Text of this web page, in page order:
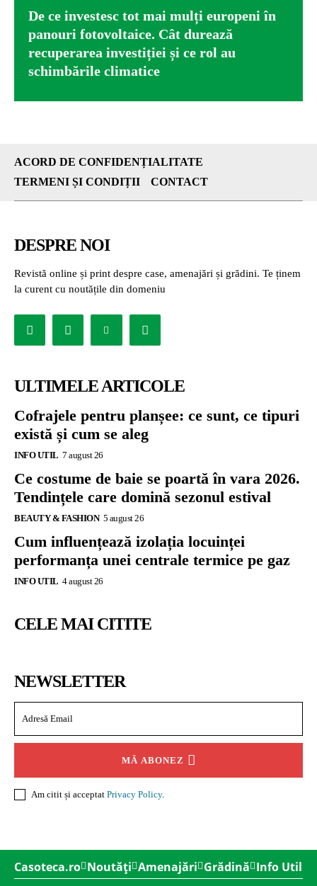
De ce investesc tot mai mulți europeni în
panouri fotovoltaice. Cât durează
recuperarea investiției și ce rol au
schimbările climatice
ACORD DE CONFIDENȚIALITATE
TERMENI ȘI CONDIȚII
CONTACT
DESPRE NOI
Revistă online și print despre case, amenajări și grădini. Te ținem
la curent cu noutățile din domeniu
ULTIMELE ARTICOLE
Cofrajele pentru planșee: ce sunt, ce tipuri
există și cum se aleg
INFO UTIL 7 august 26
Ce costume de baie se poartă în vara 2026.
Tendințele care domină sezonul estival
BEAUTY & FASHION 5 august 26
Cum influențează izolația locuinței
performanța unei centrale termice pe gaz
INFO UTIL 4 august 26
CELE MAI CITITE
NEWSLETTER
MĂ ABONEZ
Am citit și acceptat Privacy Policy.
Casoteca.ro Noutăți Amenajări Grădină Info Util